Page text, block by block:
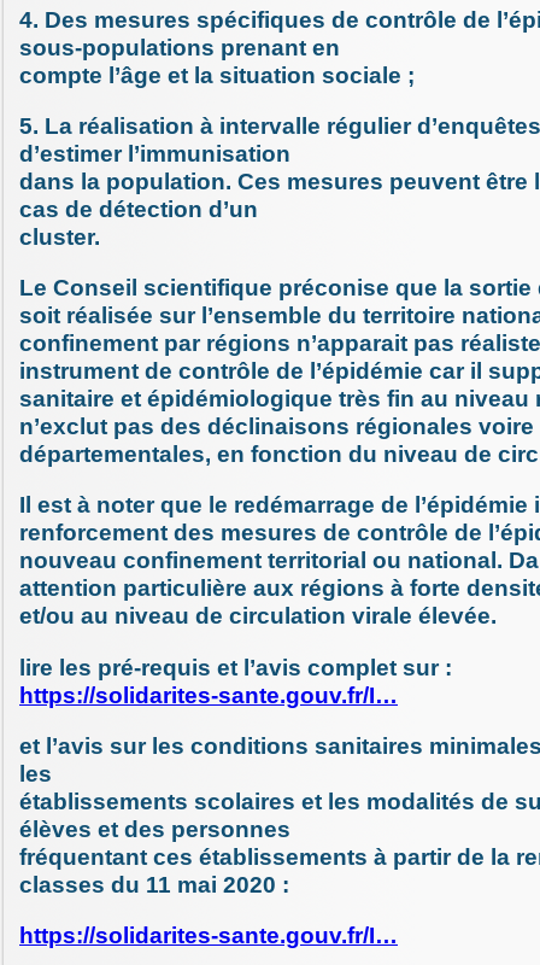
4. Des mesures spécifiques de contrôle de
sous-populations prenant en
compte l’âge et la situation sociale ;
5. La réalisation à intervalle régulier
d’estimer l’immunisation
dans la population. Ces mesures peuvent être
cas de détection d’un
cluster.
Le Conseil scientifique préconise que la sortie
soit réalisée sur l’ensemble du territoire
confinement par régions n’apparait pas
instrument de contrôle de l’épidémie car il
sanitaire et épidémiologique très fin au niveau
n’exclut pas des déclinaisons régionales voire
départementales, en fonction du niveau de
Il est à noter que le redémarrage de l’épidémie
renforcement des mesures de contrôle de
nouveau confinement territorial ou national.
attention particulière aux régions à forte
et/ou au niveau de circulation virale élevée.
lire les pré-requis et l’avis complet sur :
https://solidarites-sante.gouv.fr/I…
et l’avis sur les conditions sanitaires
les
établissements scolaires et les modalités de
élèves et des personnes
fréquentant ces établissements à partir de la
classes du 11 mai 2020 :
https://solidarites-sante.gouv.fr/I…